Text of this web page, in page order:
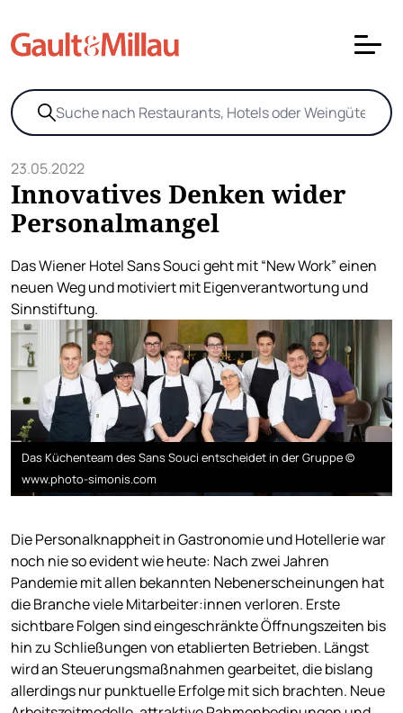
23.05.2022
Innovatives Denken wider
Personalmangel
Das Wiener Hotel Sans Souci geht mit “New Work” einen
neuen Weg und motiviert mit Eigenverantwortung und
Sinnstiftung.
Das Küchenteam des Sans Souci entscheidet in der Gruppe ©
www.photo-simonis.com
Die Personalknappheit in Gastronomie und Hotellerie war
noch nie so evident wie heute: Nach zwei Jahren
Pandemie mit allen bekannten Nebenerscheinungen hat
die Branche viele Mitarbeiter:innen verloren. Erste
sichtbare Folgen sind eingeschränkte Öffnungszeiten bis
hin zu Schließungen von etablierten Betrieben. Längst
wird an Steuerungsmaßnahmen gearbeitet, die bislang
allerdings nur punktuelle Erfolge mit sich brachten. Neue